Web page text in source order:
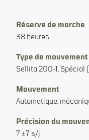
Réserve de marche
38 heures
Type de mouvement
Sellita 200-1, Spécial
Mouvement
Automatique,
Précision du
7 ±7 s/j